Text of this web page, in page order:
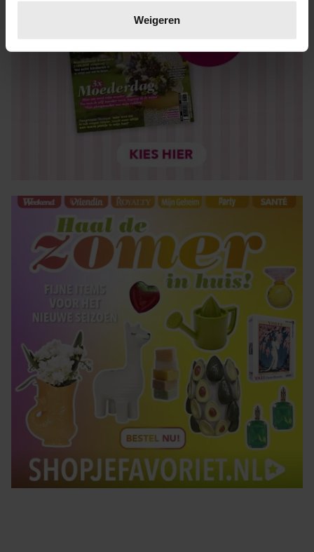
verwerkt en stel uw voorkeuren in het
intrekken in de Cookieverklaring.
We gebruiken cookies om content en advertenties te
personaliseren, om functies voor social media te bieden
en om ons websiteverkeer te analyseren. Ook delen we
informatie over uw gebruik van onze site met onze
partners voor social media, adverteren en analyse. Deze
verzameld op basis van uw gebruik van hun services. U
gaat akkoord met onze cookies als u onze website blijft
gebruiken.
Weigeren